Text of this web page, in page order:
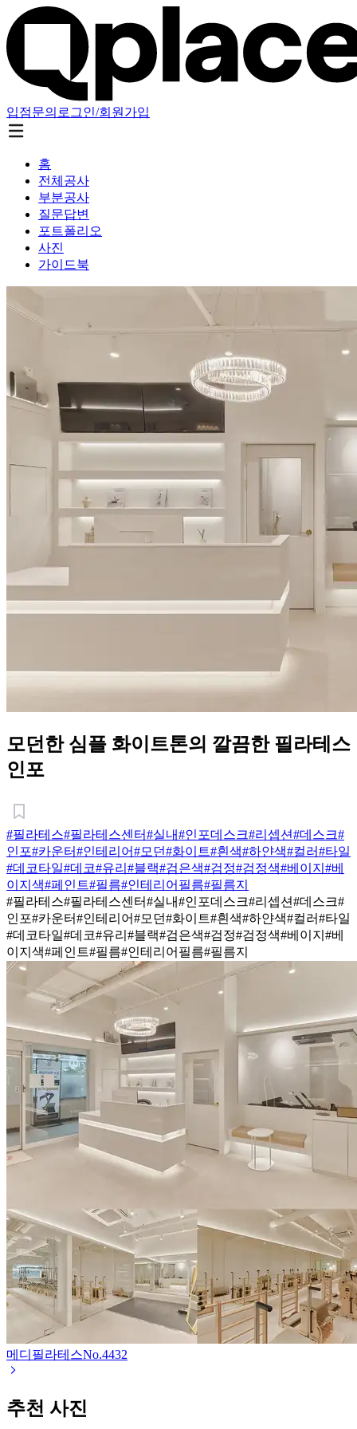
입점문의 로그인/회원가입
홈
전체공사
부분공사
질문답변
포트폴리오
사진
가이드북
모던한 심플 화이트톤의 깔끔한 필라테스
인포
#필라테스#필라테스센터#실내#인포데스크#리셉션#데스크#
인포#카운터#인테리어#모던#화이트#흰색#하얀색#컬러#타일
#데코타일#데코#유리 #블랙#검은색#검정#검정색#베이지 #베
이지색#페인트#필름#인테리어필름#필름지
#필라테스#필라테스센터#실내#인포데스크#리셉션#데스크#
인포#카운터#인테리어#모던#화이트#흰색#하얀색#컬러#타일
#데코타일#데코#유리 #블랙#검은색#검정#검정색#베이지 #베
이지색#페인트#필름#인테리어필름#필름지
메디필라테스No.4432
추천 사진